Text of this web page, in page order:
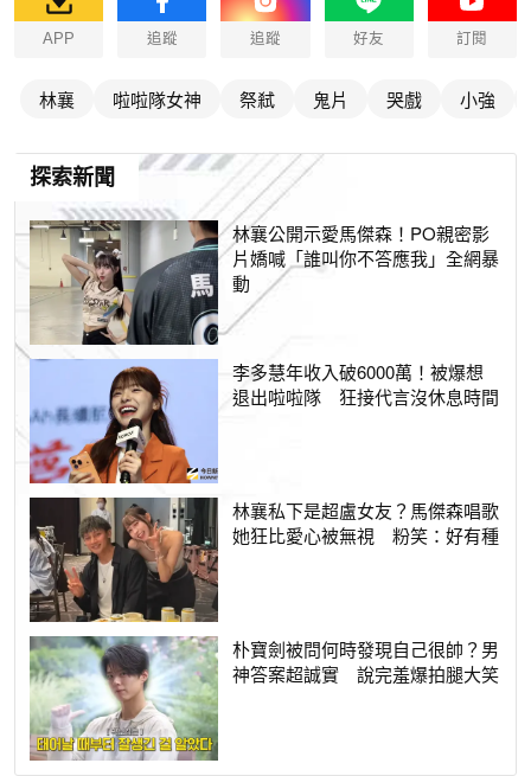
APP 追蹤 追蹤 好友 訂閱
林襄 啦啦隊女神 祭弒 鬼片 哭戲 小強
探索新聞
林襄公開示愛馬傑森！PO親密影
片嬌喊「誰叫你不答應我」全網暴
動
李多慧年收入破6000萬！被爆想
退出啦啦隊 狂接代言沒休息時間
林襄私下是超盧女友？馬傑森唱歌
她狂比愛心被無視 粉笑：好有種
朴寶劍被問何時發現自己很帥？男
神答案超誠實 說完羞爆拍腿大笑